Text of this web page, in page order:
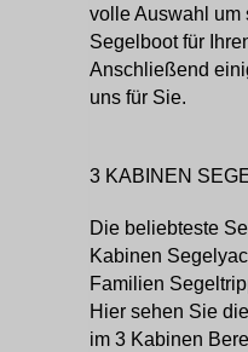
volle Auswahl um
Segelboot für
Anschließend
uns für Sie.
3 KABINEN
Die beliebteste
Kabinen
Familien
Hier sehen Sie
im 3 Kabinen